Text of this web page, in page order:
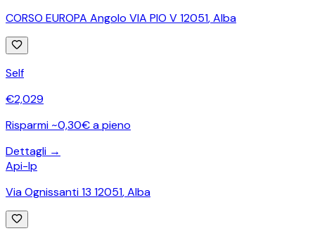
CORSO EUROPA Angolo VIA PIO V 12051,Alba
Self
€2,029
Risparmi ~0,30€ a pieno
Dettagli →
Api-Ip
Via Ognissanti 13 12051,Alba